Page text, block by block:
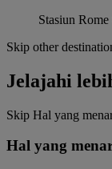
Stasiun
Skip other
Jelajahi
Skip Hal yang
Hal yang